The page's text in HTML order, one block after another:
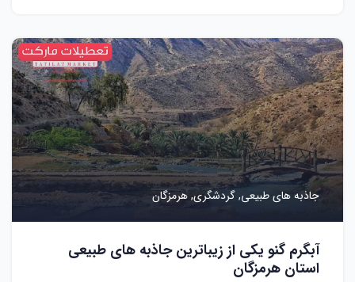
جاذبه های طبیعی,گردشگری,هرمزگان
آبگرم گنو یکی از زیباترین جاذبه های طبیعی
استان هرمزگان